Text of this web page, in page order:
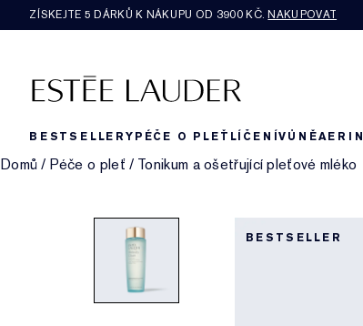
ZÍSKEJTE 5 DÁRKŮ K NÁKUPU OD 3900 KČ.NAKUPOVAT
BESTSELLERYPÉČE O PLEŤ LÍČENÍVŮNĚAERIN
Domů / Péče o pleť / Tonikum a ošetřující pleťové mléko
BESTSELLER